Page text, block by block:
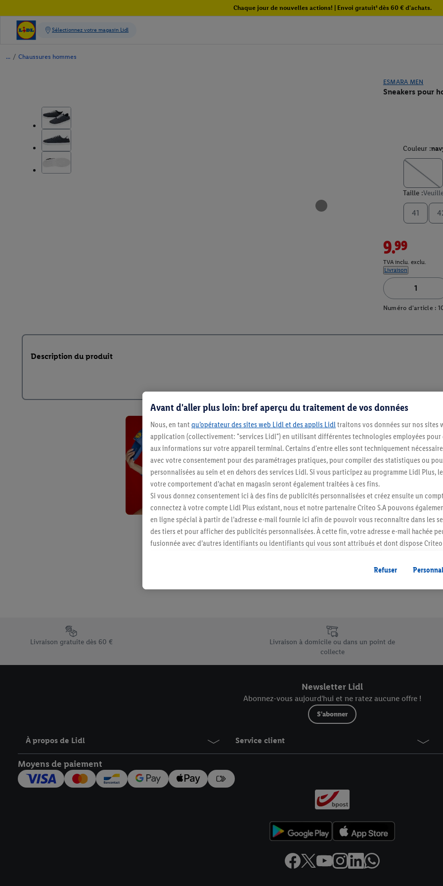
Chaque jour de nouvelles actions! | Envoi gratuit¹ dès 60 € d'achats.
/ Chaussures hommes
ESMARA MEN
Sneakers pour
Couleur :
Taille :
41
9.99
TVA inclu. exclu.
Livraison
Numéro d'article :
Description du produit
Restez au
Abonnez-vous à la
S'abonner
Élément du pied de page avec les différents arguments de vente uniques de Lidl.be
Livraison gratuite dès 60 €
Livraison à domicile ou dans un point de
collecte
Newsletter Lidl
Abonnez-vous aujourd'hui et ne ratez aucune offre !
S'abonner
À propos de Lidl Service client
Moyens de paiement
Avant d'aller plus loin: bref aperçu du traitement de vos données
Nous, en tant qu’opérateur des sites web Lidl et des applis Lidltraitons vos données sur nos sites
application (collectivement: "services Lidl") en utilisant différentes technologies employées pour
aux informations sur votre appareil terminal. Certains d'entre elles sont techniquement
avec votre consentement pour des paramétrages pratiques, pour compiler des statistiques ou
personnalisées au sein et en dehors des services Lidl. Si vous participez au programme Lidl Plus,
votre comportement d’achat en magasin seront également traitées à ces fins.
Si vous donnez consentement ici à des fins de publicités personnalisées et créez ensuite un
connectez à votre compte Lidl Plus existant, nous et notre partenaire Criteo S.A pouvons
en ligne spécial à partir de l’adresse e-mail fournie ici afin de pouvoir vous reconnaître dans les
des tiers et pour afficher des publicités personnalisées. À cette fin, votre adresse e-mail hachée
fusionnée avec d’autres identifiants ou identifiants qui vous sont attribués et dont dispose Criteo
vous avez montré de l’intérêt (par exemple en plaçant le produit dans un panier d’un webshop
l’achat) peuvent également être affichées sur plusieurs apppareils et plusieurs services de Lidl si
plusieurs services de Lidl peuvent vous être attribués en utilisant votre adresse e-mail hachée et,
En cliquant sur « Refuser », vous pouvez autoriser uniquement l’utilisation des technologies
« Accepter », vous autorisez tous les traitements pour toutes les finalités susmentionnées. Vous
Refuser